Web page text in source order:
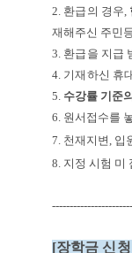
2. 환급의 경우,
재해주신 주민
3. 환급을 지급
4. 기재하신 휴
5. 수강률 기준
6. 원서접수를
7. 천재지변, 입
8. 지정 시험 미
[장학금 신